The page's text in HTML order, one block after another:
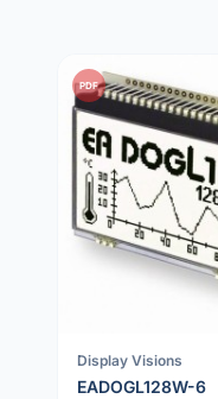
PDF
Display Visions
EADOGL128W-6